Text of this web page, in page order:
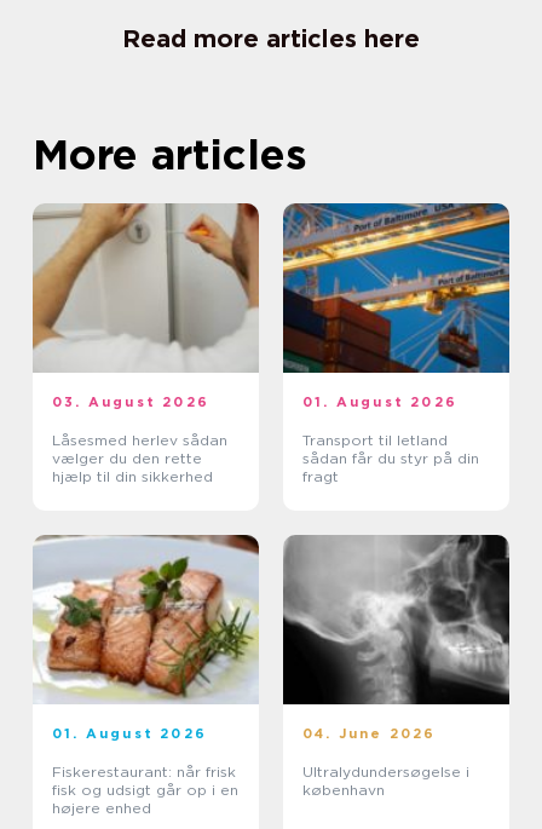
Read more articles here
More articles
03. August 2026
Låsesmed herlev sådan
vælger du den rette
hjælp til din sikkerhed
01. August 2026
Transport til letland
sådan får du styr på din
fragt
01. August 2026
Fiskerestaurant: når frisk
fisk og udsigt går op i en
højere enhed
04. June 2026
Ultralydundersøgelse i
københavn